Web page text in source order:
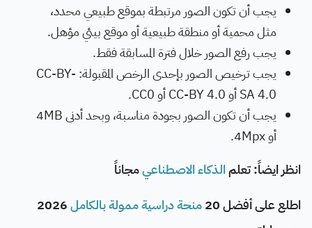
يجب أن تكون الصور مرتبطة بموقع طبيعي محدد،
مثل محمية أو منطقة طبيعية أو موقع بيئي مؤهل.
يجب رفع الصور خلال فترة المسابقة فقط.
يجب ترخيص الصور بإحدى الرخص المقبولة: CC-BY-
SA 4.0 أو CC-BY 4.0 أو CC0.
يجب أن تكون الصور بجودة مناسبة، وبحد أدنى 4MB
أو 4Mpx.
انظر ايضاً: تعلمالذكاء الاصطناعيمجاناً
اطلع على أفضل 20
منحة دراسية ممولة بالكامل2026